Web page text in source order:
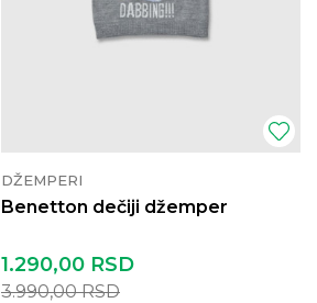
DŽEMPERI
Benetton dečiji džemper
1.290,00 RSD
3.990,00RSD